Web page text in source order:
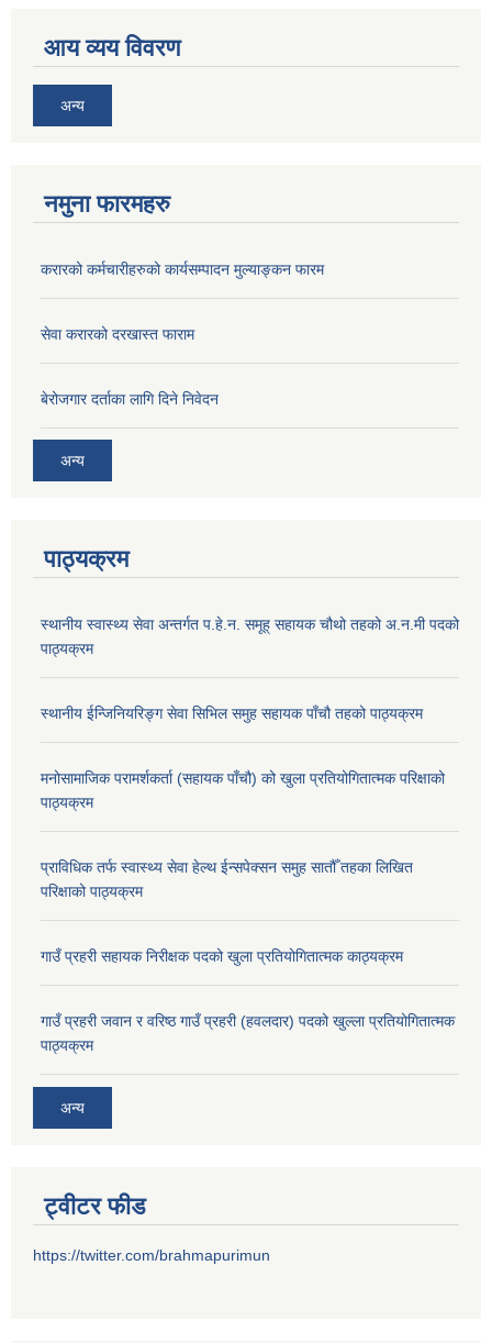
आय व्यय विवरण
अन्य
नमुना फारमहरु
करारको कर्मचारीहरुको कार्यसम्पादन मुल्याङ्कन फारम
सेवा करारको दरखास्त फाराम
बेरोजगार दर्ताका लागि दिने निवेदन
अन्य
पाठ्‍यक्रम
स्थानीय स्वास्थ्य सेवा अन्तर्गत प.हे.न. समूह् सहायक चौथो तहको अ.न.मी पदको
पाठ्यक्रम
स्थानीय ईन्जिनियरिङ्ग सेवा सिभिल समुह सहायक पाँचौ तहको पाठ्यक्रम
मनोसामाजिक परामर्शकर्ता (सहायक पाँचौ) को खुला प्रतियोगितात्मक परिक्षाको
पाठ्यक्रम
प्राविधिक तर्फ स्वास्थ्य सेवा हेल्थ ईन्सपेक्सन समुह सातौँ तहका लिखित
परिक्षाको पाठ्यक्रम
गाउँ प्रहरी सहायक निरीक्षक पदको खुला प्रतियोगितात्मक काठ्यक्रम
गाउँ प्रहरी जवान र वरिष्ठ गाउँ प्रहरी (हवलदार) पदको खुल्ला प्रतियोगितात्मक
पाठ्‍यक्रम
अन्य
ट्वीटर फीड
https://twitter.com/brahmapurimun